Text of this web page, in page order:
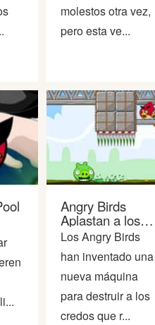
molestos otra vez,
pero esta ve...
Angry Birds
Aplastan a los
Cerdos
Los Angry Birds
han inventado una
nueva máquina
para destruir a los
credos que r...